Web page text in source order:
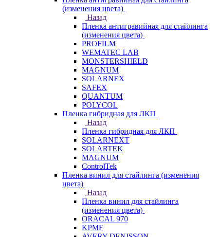
(изменения цвета)
Назад
Пленка антигравийная для стайлинга
(изменения цвета)
PROFILM
WEMATEC LAB
MONSTERSHIELD
MAGNUM
SOLARNEX
SAFEX
QUANTUM
POLYCOL
Пленка гибридная для ЛКП
Назад
Пленка гибридная для ЛКП
SOLARNEXT
SOLARTEK
MAGNUM
ControlTek
Пленка винил для стайлинга (изменения
цвета)
Назад
Пленка винил для стайлинга
(изменения цвета)
ORACAL 970
KPMF